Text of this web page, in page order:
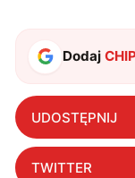
także
Dodaj
UDOSTĘPNIJ
TWITTER